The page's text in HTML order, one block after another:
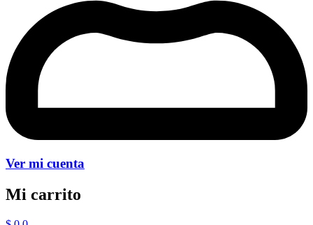
Ver mi cuenta
Mi carrito